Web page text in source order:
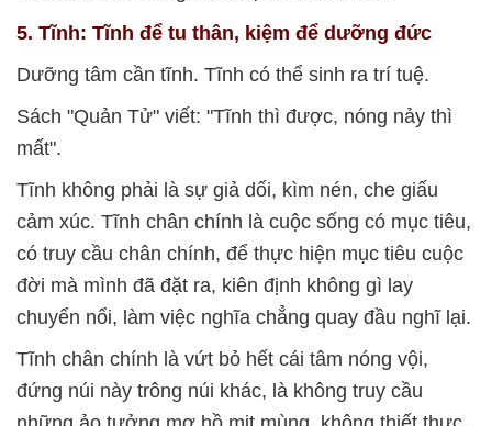
5. Tĩnh: Tĩnh để tu thân, kiệm để dưỡng đức
Dưỡng tâm cần tĩnh. Tĩnh có thể sinh ra trí tuệ.
Sách "Quản Tử" viết: "Tĩnh thì được, nóng nảy thì
mất".
Tĩnh không phải là sự giả dối, kìm nén, che giấu
cảm xúc. Tĩnh chân chính là cuộc sống có mục tiêu,
có truy cầu chân chính, để thực hiện mục tiêu cuộc
đời mà mình đã đặt ra, kiên định không gì lay
chuyển nổi, làm việc nghĩa chẳng quay đầu nghĩ lại.
Tĩnh chân chính là vứt bỏ hết cái tâm nóng vội,
đứng núi này trông núi khác, là không truy cầu